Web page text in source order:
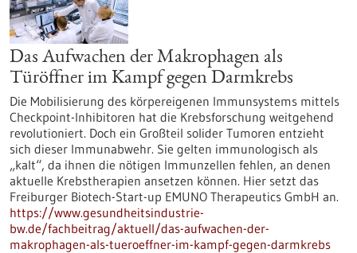
Das Aufwachen der Makrophagen als
Türöffner im Kampf gegen Darmkrebs
Die Mobilisierung des körpereigenen Immunsystems mittels
Checkpoint-Inhibitoren hat die Krebsforschung weitgehend
revolutioniert. Doch ein Großteil solider Tumoren entzieht
sich dieser Immunabwehr. Sie gelten immunologisch als
„kalt“, da ihnen die nötigen Immunzellen fehlen, an denen
aktuelle Krebstherapien ansetzen können. Hier setzt das
Freiburger Biotech-Start-up EMUNO Therapeutics GmbH an.
https://www.gesundheitsindustrie-
bw.de/fachbeitrag/aktuell/das-aufwachen-der-
makrophagen-als-tueroeffner-im-kampf-gegen-darmkrebs